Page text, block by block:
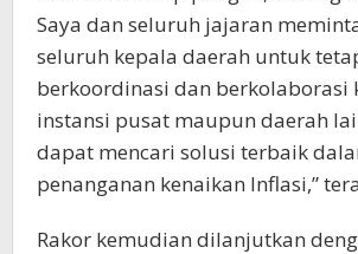
Saya dan seluruh jajaran
seluruh kepala daerah untuk
berkoordinasi dan berkolaborasi
instansi pusat maupun daerah
dapat mencari solusi terbaik
penanganan kenaikan Inflasi,”
Rakor kemudian dilanjutkan